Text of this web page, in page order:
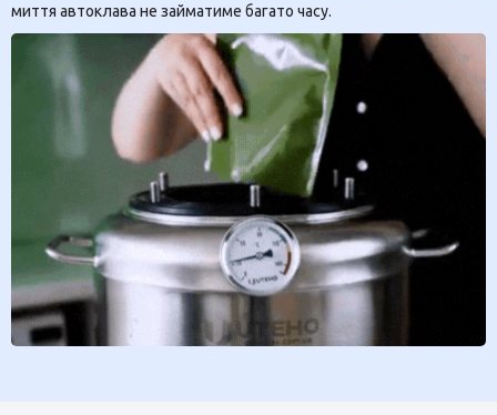
миття автоклава не займатиме багато часу.